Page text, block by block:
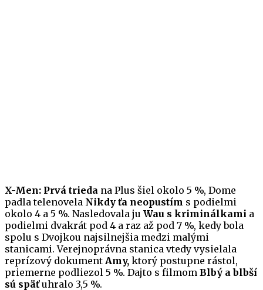
X-Men: Prvá trieda na Plus šiel okolo 5 %, Dome
padla telenovela Nikdy ťa neopustím s podielmi
okolo 4 a 5 %. Nasledovala ju Wau s kriminálkami a
podielmi dvakrát pod 4 a raz až pod 7 %, kedy bola
spolu s Dvojkou najsilnejšia medzi malými
stanicami. Verejnoprávna stanica vtedy vysielala
reprízový dokument Amy, ktorý postupne rástol,
priemerne podliezol 5 %. Dajto s filmom Blbý a blbší
sú späťuhralo 3,5 %.